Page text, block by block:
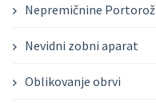
Nepremičnine Portorož
Nevidni zobni aparat
Oblikovanje obrvi